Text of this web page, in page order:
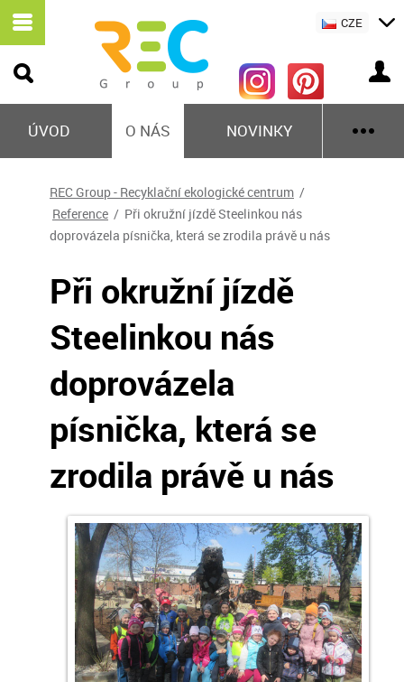
ÚVOD O NÁS NOVINKY
CZE
REC Group - Recyklační ekologické centrum /
Reference / Při okružní jízdě Steelinkou nás
doprovázela písnička, která se zrodila právě u nás
Při okružní jízdě
Steelinkou nás
doprovázela
písnička, která se
zrodila právě u nás